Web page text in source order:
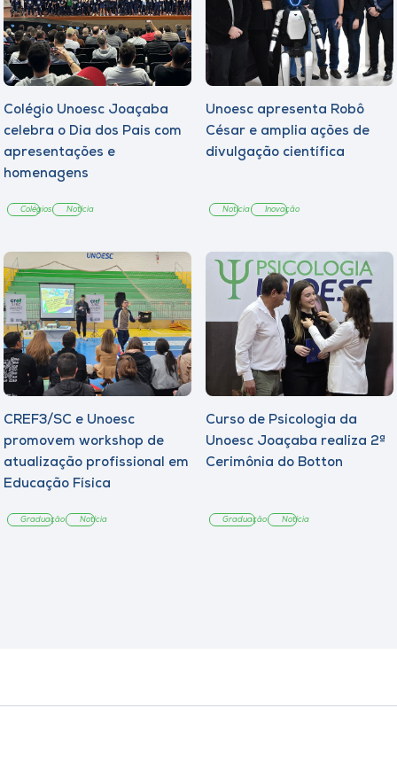
Colégio Unoesc Joaçaba
celebra o Dia dos Pais com
apresentações e
homenagens
Colégios Notícia
Unoesc apresenta Robô
César e amplia ações de
divulgação científica
Notícia Inovação
CREF3/SC e Unoesc
promovem workshop de
atualização profissional em
Educação Física
Graduação Notícia
Curso de Psicologia da
Unoesc Joaçaba realiza 2ª
Cerimônia do Botton
Graduação Notícia